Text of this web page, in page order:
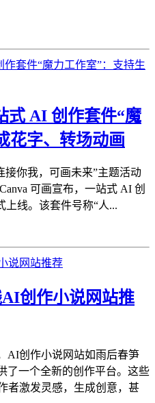
式 AI 创作套件“魔
花字、转场动画
接你我，可画未来”主题活动
可画宣布，一站式 AI 创
上线。该套件号称“人...
创作小说网站推
AI创作小说网站如雨后春笋
了一个全新的创作平台。这些
者激发灵感，生成创意，甚